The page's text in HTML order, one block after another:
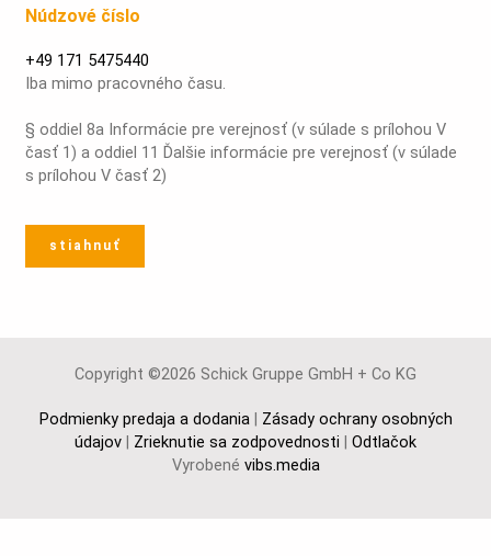
Núdzové číslo
+49 171 5475440
Iba mimo pracovného času.
§ oddiel 8a Informácie pre verejnosť (v súlade s prílohou V
časť 1) a oddiel 11 Ďalšie informácie pre verejnosť (v súlade
s prílohou V časť 2)
stiahnuť
Copyright ©2026 Schick Gruppe GmbH + Co KG
Podmienky predaja a dodania| Zásady ochrany osobných
údajov | Zrieknutie sa zodpovednosti | Odtlačok
Vyrobené vibs.media